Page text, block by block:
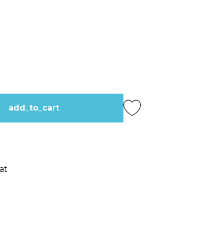
add_to_cart